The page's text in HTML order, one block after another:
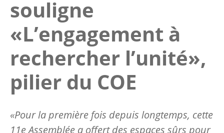
souligne
«L’engagement à
rechercher l’unité»,
pilier du COE
«Pour la première fois depuis longtemps, cette
11e Assemblée a offert des espaces sûrs pour